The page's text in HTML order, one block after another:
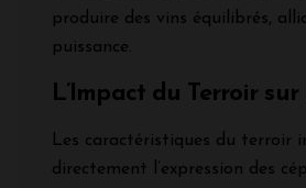
produire des vins équilibrés,
puissance.
L’Impact du Terroir sur
Les caractéristiques du terroir
directement l’expression des